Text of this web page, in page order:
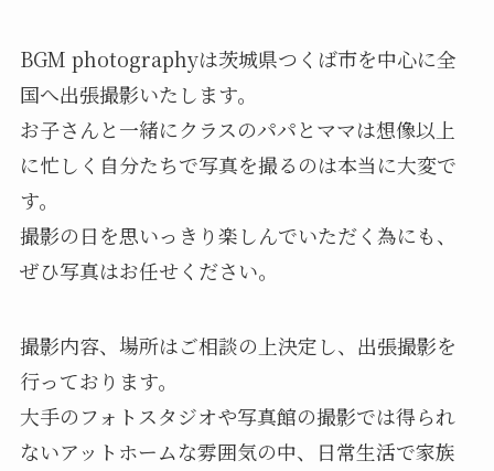
BGM photographyは茨城県つくば市を中心に全
国へ出張撮影いたします。
お子さんと一緒にクラスのパパとママは想像以上
に忙しく自分たちで写真を撮るのは本当に大変で
す。
撮影の日を思いっきり楽しんでいただく為にも、
ぜひ写真はお任せください。
撮影内容、場所はご相談の上決定し、出張撮影を
行っております。
大手のフォトスタジオや写真館の撮影では得られ
ないアットホームな雰囲気の中、日常生活で家族